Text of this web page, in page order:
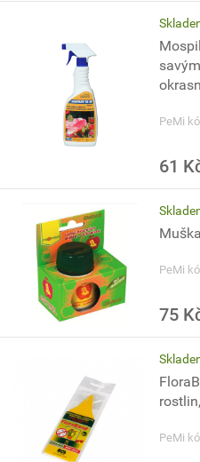
PeMi
61
PeMi
75
PeMi